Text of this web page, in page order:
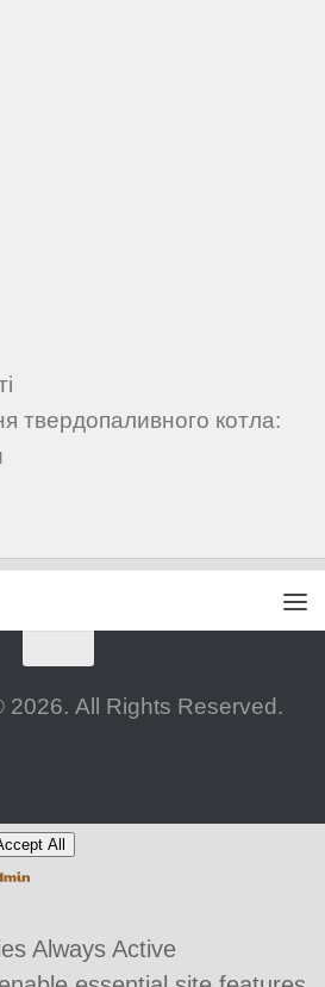
твердопаливного котла:
2026. All Rights Reserved.
All
Always Active